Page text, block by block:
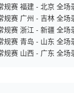
规赛 福建 - 北京 全场
规赛 广州 - 吉林 全场
规赛 浙江 - 新疆 全场
规赛 青岛 - 山东 全场
规赛 山西 - 广东 全场